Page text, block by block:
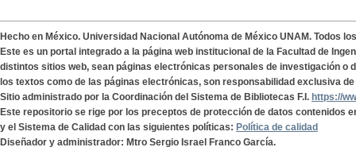
Hecho en México. Universidad Nacional Autónoma de México UNAM. Todos
Este es un portal integrado a la página web institucional de la Facultad de
distintos sitios web, sean páginas electrónicas personales de investigación o
los textos como de las páginas electrónicas, son responsabilidad exclusiva
Sitio administrado por la Coordinación del Sistema de Bibliotecas F.I. https://
Este repositorio se rige por los preceptos de protección de datos contenidos
y el Sistema de Calidad con las siguientes políticas: Política de calidad
Diseñador y administrador: Mtro Sergio Israel Franco García.